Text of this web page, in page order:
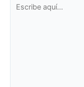
aquí...